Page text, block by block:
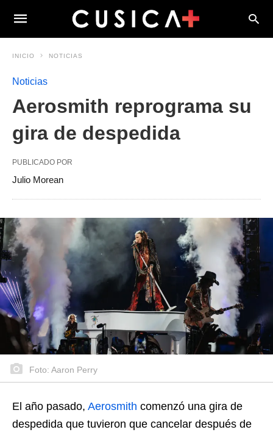
INICIO NOTICIAS
Noticias
Aerosmith reprograma su
gira de despedida
PUBLICADO POR
Julio Morean
Foto: Aaron Perry
El año pasado, Aerosmith comenzó una gira de
despedida que tuvieron que cancelar después de